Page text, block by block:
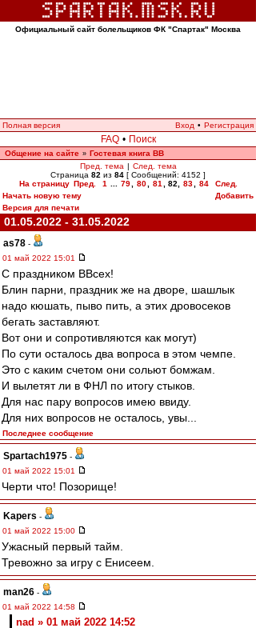
Официальный сайт болельщиков ФК "Спартак" Москва
Полная версия Вход • Регистрация
FAQ • Поиск
Общение на сайте » Гостевая книга ВВ
Пред. тема | След. тема
Страница 82 из 84 [ Сообщений: 4152 ]
На страницу Пред. 1 79 80 81 82 83 84
След.
Начать новую тему
Добавить
Версия для печати
01.05.2022 - 31.05.2022
as78 -
01 май 2022 15:01
С праздником ВВсех!
Блин парни, праздник же на дворе, шашлык
надо кюшать, пыво пить, а этих дровосеков
бегать заставляют.
Вот они и сопротивляются как могут)
По сути осталось два вопроса в этом чемпе.
Это с каким счетом они сольют бомжам.
И вылетят ли в ФНЛ по итогу стыков.
Для нас пару вопросов имею ввиду.
Для них вопросов не осталось, увы...
Последнее сообщение
Spartach1975 -
01 май 2022 15:01
Черти что! Позорище!
Kapers -
01 май 2022 15:00
Ужасный первый тайм.
Тревожно за игру с Енисеем.
man26 -
01 май 2022 14:58
nad » 01 май 2022 14:52